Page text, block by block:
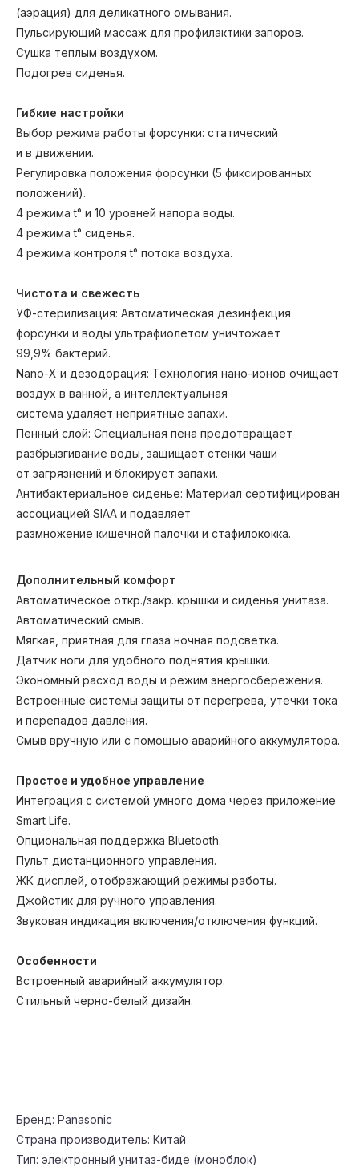
(аэрация) для деликатного омывания.
Пульсирующий массаж для профилактики запоров.
Сушка теплым воздухом.
Подогрев сиденья.
Гибкие настройки
Выбор режима работы форсунки: статический
и в движении.
Регулировка положения форсунки (5 фиксированных
положений).
4 режима t° и 10 уровней напора воды.
4 режима t° сиденья.
4 режима контроля t° потока воздуха.
Чистота и свежесть
УФ-стерилизация: Автоматическая дезинфекция
форсунки и воды ультрафиолетом уничтожает
99,9% бактерий.
Nano-X и дезодорация: Технология нано-ионов очищает
воздух в ванной, а интеллектуальная
система удаляет неприятные запахи.
Пенный слой: Специальная пена предотвращает
разбрызгивание воды, защищает стенки чаши
от загрязнений и блокирует запахи.
Антибактериальное сиденье: Материал сертифицирован
ассоциацией SIAA и подавляет
размножение кишечной палочки и стафилококка.
Дополнительный комфорт
Автоматическое откр./закр. крышки и сиденья унитаза.
Автоматический смыв.
Мягкая, приятная для глаза ночная подсветка.
Датчик ноги для удобного поднятия крышки.
Экономный расход воды и режим энергосбережения.
Встроенные системы защиты от перегрева, утечки тока
и перепадов давления.
Смыв вручную или с помощью аварийного аккумулятора.
Простое и удобное управление
Интеграция с системой умного дома через приложение
Smart Life.
Опциональная поддержка Bluetooth.
Пульт дистанционного управления.
ЖК дисплей, отображающий режимы работы.
Джойстик для ручного управления.
Звуковая индикация включения/отключения функций.
Особенности
Встроенный аварийный аккумулятор.
Стильный черно-белый дизайн.
Бренд: Panasonic
Страна производитель: Китай
Тип: электронный унитаз-биде (моноблок)
СТИЛЬНО
В ЛЮБОМ
МЫ